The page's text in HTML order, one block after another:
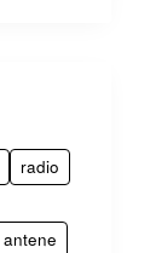
radio
antene